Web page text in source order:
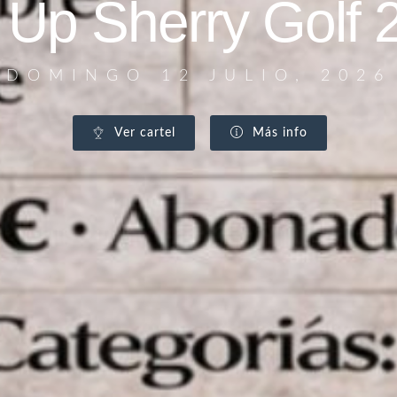
Sherry Golf
DOMINGO 12 JULIO, 2026
Ver cartel Más info